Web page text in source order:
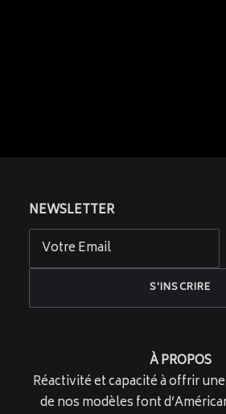
NEWSLETTER
À PROPOS
Réactivité et capacité à offrir
de nos modèles font